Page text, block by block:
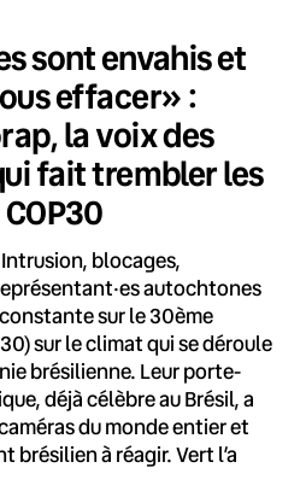
sont envahis et
effacer» :
la voix des
fait trembler les
Intrusion, blocages,
autochtones
sur le 30ème
sur le climat qui se déroule
brésilienne. Leur porte-
déjà célèbre au Brésil, a
du monde entier et
brésilien à réagir. Vert l’a